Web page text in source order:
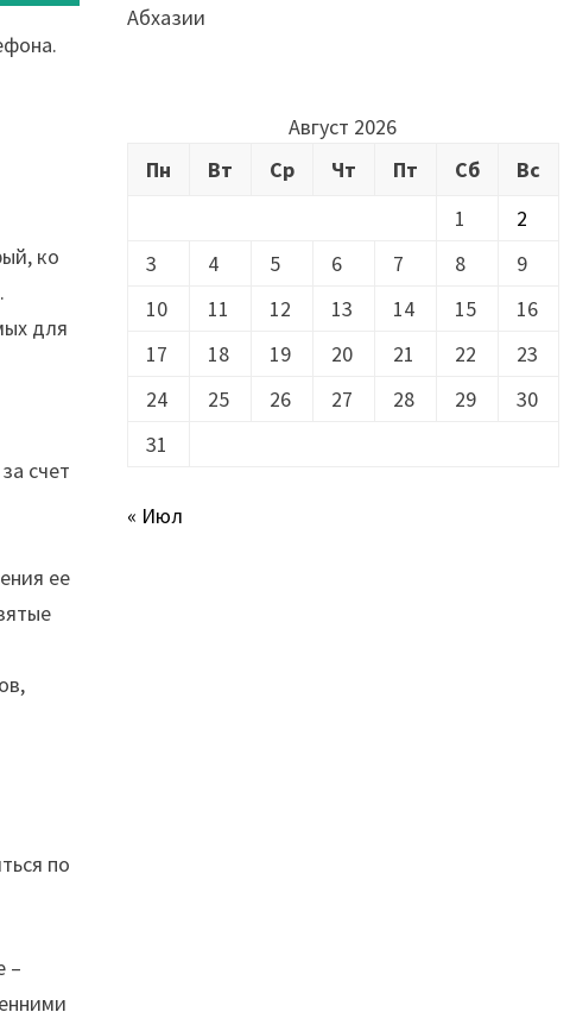
ко
для
счет
ее
по
–
Абхазии
Август 2026
Пн
Вт Ср Чт Пт Сб
Вс
1
2
3
4 5 6 7 8
9
10
11 12 13 14 15
16
17
18 19 20 21 22
23
24
25 26 27 28 29
30
31
« Июл